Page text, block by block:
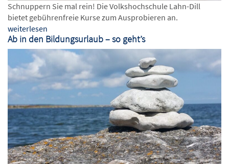
Schnuppern Sie mal rein! Die Volkshochschule Lahn-Dill
bietet gebührenfreie Kurse zum Ausprobieren an.
weiterlesen
Ab in den Bildungsurlaub – so geht’s